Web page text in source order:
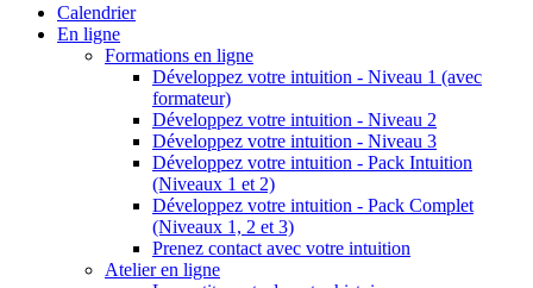
Calendrier
En ligne
Formations en ligne
Développez votre intuition - Niveau 1 (avec
formateur)
Développez votre intuition - Niveau 2
Développez votre intuition - Niveau 3
Développez votre intuition - Pack Intuition
(Niveaux 1 et 2)
Développez votre intuition - Pack Complet
(Niveaux 1, 2 et 3)
Prenez contact avec votre intuition
Atelier en ligne